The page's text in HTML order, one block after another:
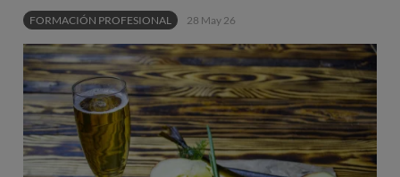
FORMACIÓN PROFESIONAL 28 May 26